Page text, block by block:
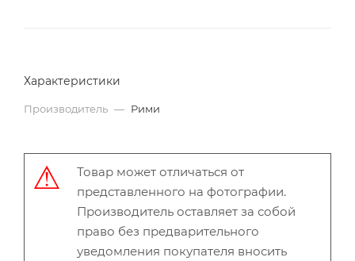
Характеристики
Производитель — Рими
Товар может отличаться от
представленного на фотографии.
Производитель оставляет за собой
право без предварительного
уведомления покупателя вносить